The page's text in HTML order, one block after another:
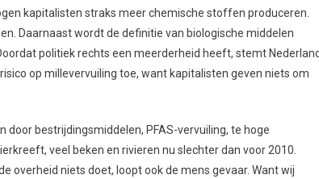
kapitalisten straks meer chemische stoffen produceren.
Daarnaast wordt de definitie van biologische middelen
politiek rechts een meerderheid heeft, stemt
op millevervuiling toe, want kapitalisten geven niets om
bestrijdingsmiddelen, PFAS-vervuiling, te hoge
veel beken en rivieren nu slechter dan voor 2010.
overheid niets doet, loopt ook de mens gevaar. Want wij